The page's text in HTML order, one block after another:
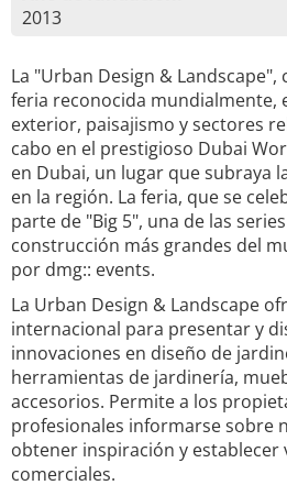
2013
La "Urban Design & Landscape",
feria reconocida mundialmente,
exterior, paisajismo y sectores
cabo en el prestigioso Dubai
en Dubai, un lugar que subraya
en la región. La feria, que se
parte de "Big 5", una de las
construcción más grandes del
por dmg:: events.
La Urban Design & Landscape
internacional para presentar y
innovaciones en diseño de
herramientas de jardinería,
accesorios. Permite a los
profesionales informarse sobre
obtener inspiración y establecer
comerciales.